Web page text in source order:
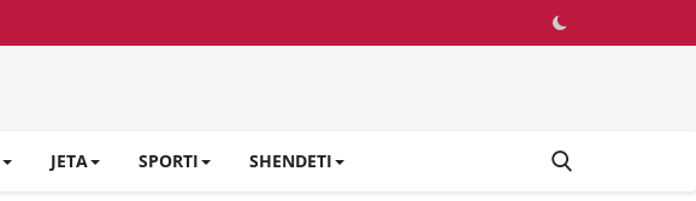
JETA SPORTI SHENDETI